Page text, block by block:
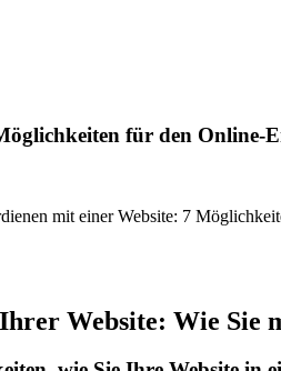
für den Online-
mit einer Website: 7
Website: Wie Sie